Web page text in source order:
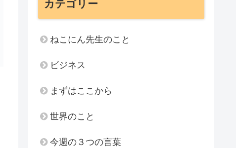
カテゴリー
ねこにん先生のこと
ビジネス
まずはここから
世界のこと
今週の３つの言葉